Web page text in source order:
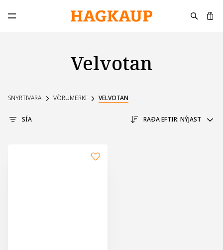
Opna aðalvalmynd
Velvotan
SNYRTIVARA VÖRUMERKI VELVOTAN
SÍA RAÐA EFTIR: NÝJAST